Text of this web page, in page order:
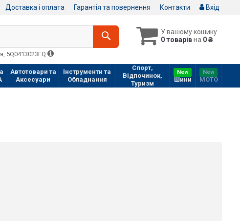
Доставка і оплата Гарантія та повернення Контакти Вхід
У вашому кошику
0 товарівна 0 ₴
5Q0413023EQ
Автотовари та
Аксесуари
Інструменти та
Обладнання
Спорт,
Відпочинок,
Туризм
New
Шини
New
МOTO